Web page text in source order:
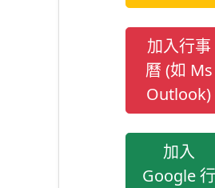
加入行事
曆 (如 Ms
Outlook)
加入
Google 行